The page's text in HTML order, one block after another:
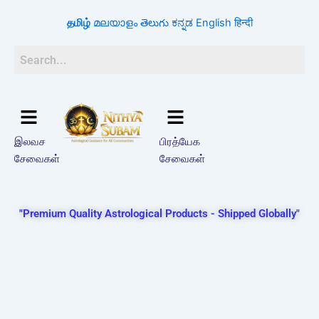
தமிழ் മലയാളം తెలుగు ಕನ್ನಡ English हिन्दी
இலவச
சேவைகள்
பிரத்யேக
சேவைகள்
"Premium Quality Astrological Products - Shipped Globally"